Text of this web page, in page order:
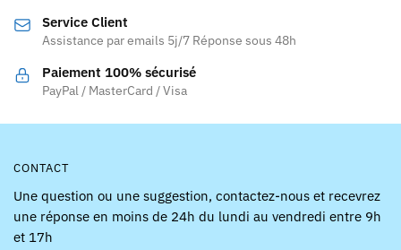
la
page
du
produit
Service Client
Assistance par emails 5j/7 Réponse sous 48h
Paiement 100% sécurisé
PayPal / MasterCard / Visa
CONTACT
Une question ou une suggestion, contactez-nous et recevrez
une réponse en moins de 24h du lundi au vendredi entre 9h
et 17h